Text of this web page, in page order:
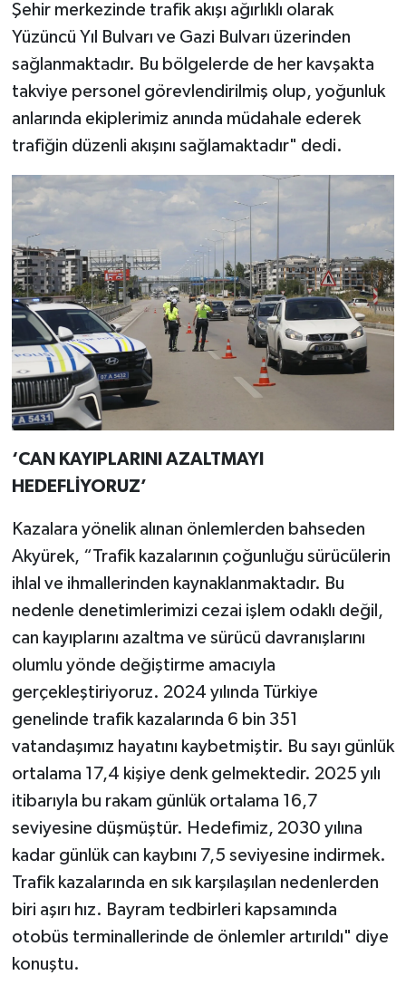
Şehir merkezinde trafik akışı ağırlıklı olarak
Yüzüncü Yıl Bulvarı ve Gazi Bulvarı üzerinden
sağlanmaktadır. Bu bölgelerde de her kavşakta
takviye personel görevlendirilmiş olup, yoğunluk
anlarında ekiplerimiz anında müdahale ederek
trafiğin düzenli akışını sağlamaktadır" dedi.
‘CAN KAYIPLARINI AZALTMAYI
HEDEFLİYORUZ’
Kazalara yönelik alınan önlemlerden bahseden
Akyürek, “Trafik kazalarının çoğunluğu sürücülerin
ihlal ve ihmallerinden kaynaklanmaktadır. Bu
nedenle denetimlerimizi cezai işlem odaklı değil,
can kayıplarını azaltma ve sürücü davranışlarını
olumlu yönde değiştirme amacıyla
gerçekleştiriyoruz. 2024 yılında Türkiye
genelinde trafik kazalarında 6 bin 351
vatandaşımız hayatını kaybetmiştir. Bu sayı günlük
ortalama 17,4 kişiye denk gelmektedir. 2025 yılı
itibarıyla bu rakam günlük ortalama 16,7
seviyesine düşmüştür. Hedefimiz, 2030 yılına
kadar günlük can kaybını 7,5 seviyesine indirmek.
Trafik kazalarında en sık karşılaşılan nedenlerden
biri aşırı hız. Bayram tedbirleri kapsamında
otobüs terminallerinde de önlemler artırıldı" diye
konuştu.